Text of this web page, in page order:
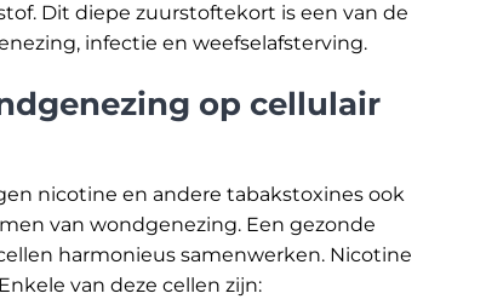
Dit diepe zuurstoftekort is een van de
infectie en weefselafsterving.
op cellulair
nicotine en andere tabakstoxines ook
van wondgenezing. Een gezonde
harmonieus samenwerken. Nicotine
van deze cellen zijn: